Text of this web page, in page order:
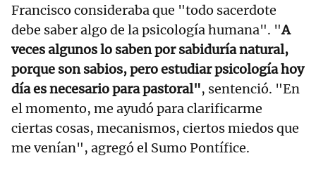
Francisco consideraba que "todo sacerdote
debe saber algo de la psicología humana". "A
veces algunos lo saben por sabiduría natural,
porque son sabios, pero estudiar psicología hoy
día es necesario para pastoral", sentenció. "En
el momento, me ayudó para clarificarme
ciertas cosas, mecanismos, ciertos miedos que
me venían", agregó el Sumo Pontífice.